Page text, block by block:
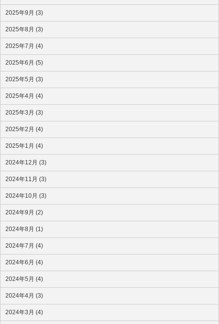
2025年9月 (3)
2025年8月 (3)
2025年7月 (4)
2025年6月 (5)
2025年5月 (3)
2025年4月 (4)
2025年3月 (3)
2025年2月 (4)
2025年1月 (4)
2024年12月 (3)
2024年11月 (3)
2024年10月 (3)
2024年9月 (2)
2024年8月 (1)
2024年7月 (4)
2024年6月 (4)
2024年5月 (4)
2024年4月 (3)
2024年3月 (4)